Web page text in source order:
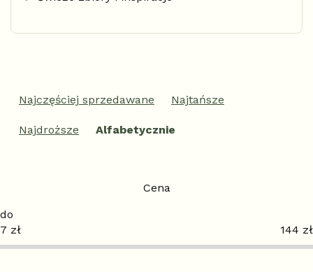
e
p
r
Najczęściej sprzedawane Najtańsze
Najdroższe Alfabetycznie
Cena
7 zł 144 zł